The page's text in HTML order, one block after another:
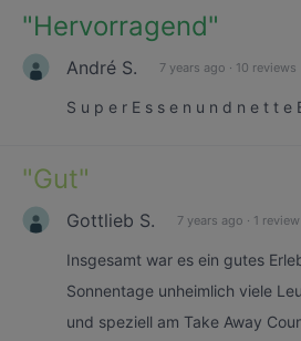
"Hervorragend"
André S. 7 years ago · 10 reviews
S u p e r E s s e n u n d n e t t e
"Gut"
Gottlieb S. 7 years ago · 1 review
Insgesamt war es ein gutes
Sonnentage unheimlich viele
und speziell am Take Away